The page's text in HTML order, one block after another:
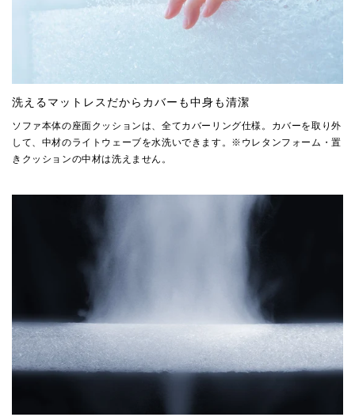
洗えるマットレスだからカバーも中身も清潔
ソファ本体の座面クッションは、全てカバーリング仕様。カバーを取り外
して、中材のライトウェーブを水洗いできます。※ウレタンフォーム・置
きクッションの中材は洗えません。